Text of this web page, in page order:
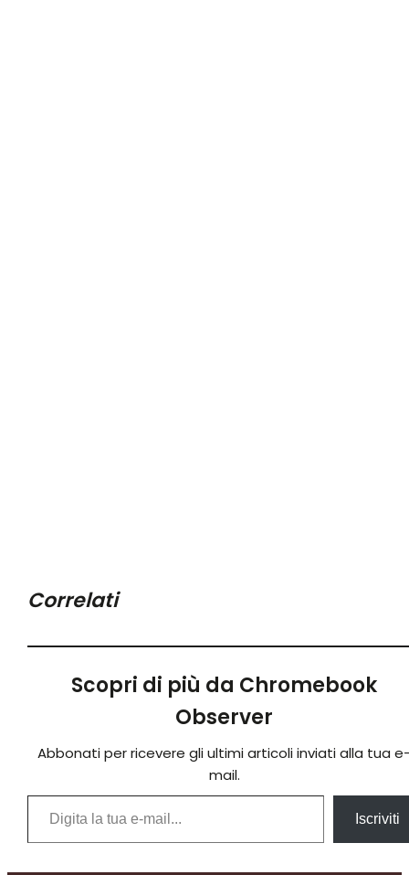
Correlati
Scopri di più da Chromebook
Observer
Abbonati per ricevere gli ultimi articoli inviati alla tua
mail.
Digita la tua e-mail...
Iscriviti